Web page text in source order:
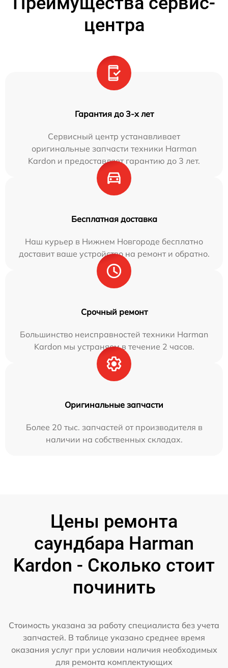
центра
Гарантия до 3-х лет
Сервисный центр устанавливает
оригинальные запчасти техники Harman
Kardon и предоставляет гарантию до 3 лет.
Бесплатная доставка
Наш курьер в Нижнем Новгороде бесплатно
доставит ваше устройство на ремонт и обратно.
Срочный ремонт
Большинство неисправностей техники Harman
Kardon мы устраняем в течение 2 часов.
Оригинальные запчасти
Более 20 тыс. запчастей от производителя в
наличии на собственных складах.
Цены ремонта
саундбара Harman
Kardon - Сколько стоит
починить
Стоимость указана за работу специалиста без учета
запчастей. В таблице указано среднее время
оказания услуг при условии наличия необходимых
для ремонта комплектующих